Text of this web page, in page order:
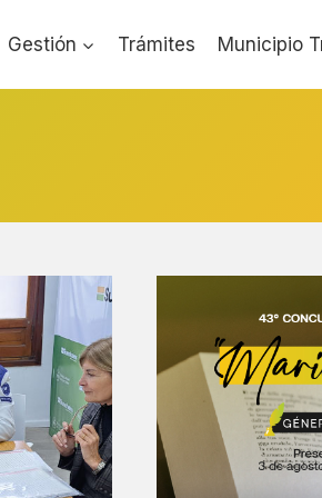
Gestión Trámites Municipio